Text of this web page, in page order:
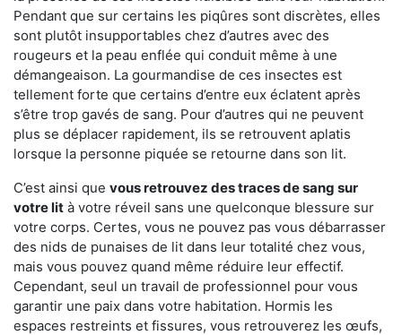
Pendant que sur certains les piqûres sont discrètes, elles
sont plutôt insupportables chez d’autres avec des
rougeurs et la peau enflée qui conduit même à une
démangeaison. La gourmandise de ces insectes est
tellement forte que certains d’entre eux éclatent après
s’être trop gavés de sang. Pour d’autres qui ne peuvent
plus se déplacer rapidement, ils se retrouvent aplatis
lorsque la personne piquée se retourne dans son lit.
C’est ainsi que vous retrouvez des traces de sang sur
votre lit à votre réveil sans une quelconque blessure sur
votre corps. Certes, vous ne pouvez pas vous débarrasser
des nids de punaises de lit dans leur totalité chez vous,
mais vous pouvez quand même réduire leur effectif.
Cependant, seul un travail de professionnel pour vous
garantir une paix dans votre habitation. Hormis les
espaces restreints et fissures, vous retrouverez les œufs,